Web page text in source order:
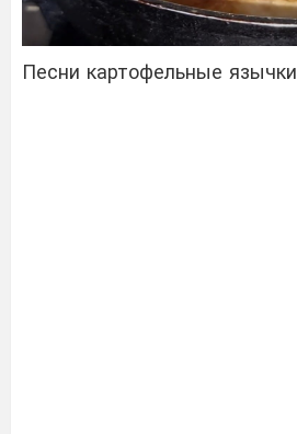
Песни картофельные язычки